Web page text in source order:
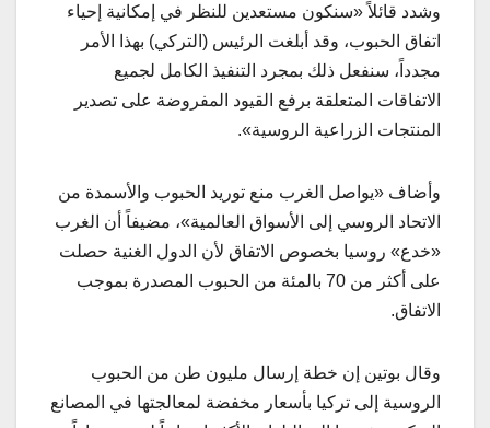
وشدد قائلاً «سنكون مستعدين للنظر في إمكانية إحياء
اتفاق الحبوب، وقد أبلغت الرئيس (التركي) بهذا الأمر
مجدداً، سنفعل ذلك بمجرد التنفيذ الكامل لجميع
الاتفاقات المتعلقة برفع القيود المفروضة على تصدير
المنتجات الزراعية الروسية».
وأضاف «يواصل الغرب منع توريد الحبوب والأسمدة من
الاتحاد الروسي إلى الأسواق العالمية»، مضيفاً أن الغرب
«خدع» روسيا بخصوص الاتفاق لأن الدول الغنية حصلت
على أكثر من 70 بالمئة من الحبوب المصدرة بموجب
الاتفاق.
وقال بوتين إن خطة إرسال مليون طن من الحبوب
الروسية إلى تركيا بأسعار مخفضة لمعالجتها في المصانع